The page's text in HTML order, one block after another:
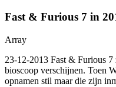
Fast & Furious 7 in
Array
23-12-2013 Fast & Furious 7
bioscoop verschijnen. Toen
opnamen stil maar die zijn